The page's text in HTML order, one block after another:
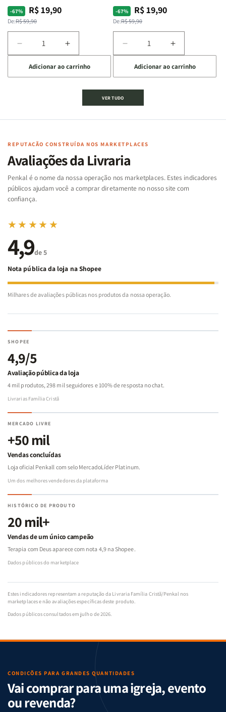
-67%
Preço
normal
De:R$ 59,90
Preço
promocional
R$ 19,90
Diminuir
a
quantidade
de
Cartas
Famílias
Bíblia
-
Penkal
Aumentar
a
quantidade
de
Jogo
Cartas
Famílias
da
Bíblia
-
Penkal
Adicionar ao carrinho
-67%
Preço
normal
De:R$ 59,90
Preço
promocional
R$ 19,90
Diminuir
a
quantidade
de
Jogo
|
de
Aumentar
a
quantidade
de
|
Adicionar ao carrinho
VER TUDO
REPUTAÇÃO CONSTRUÍDA NOS MARKETPLACES
Avaliações da Livraria
Penkal é o nome da nossa operação nos marketplaces. Estes indicadores
públicos ajudam você a comprar diretamente no nosso site com
confiança.
★★★★★
4,9de 5
Nota pública da loja na Shopee
Milhares de avaliações públicas nos produtos da nossa operação.
SHOPEE
4,9/5
Avaliação pública da loja
4 mil produtos, 298 mil seguidores e 100% de resposta no chat.
Livrarias Família Cristã
MERCADO LIVRE
+50 mil
Vendas concluídas
Loja oficial Penkall com selo MercadoLíder Platinum.
Um dos melhores vendedores da plataforma
HISTÓRICO DE PRODUTO
20 mil+
Vendas de um único campeão
Terapia com Deus aparece com nota 4,9 na Shopee.
Dados públicos do marketplace
Estes indicadores representam a reputação da Livraria Família Cristã/Penkal nos
marketplaces e não avaliações específicas deste produto.
Dados públicos consultados em julho de 2026.
CONDIÇÕES PARA GRANDES QUANTIDADES
Vai comprar para uma igreja, evento
ou revenda?